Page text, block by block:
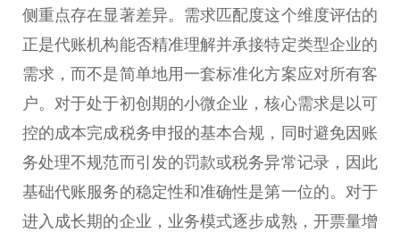
侧重点存在显著差异。需求匹配度这个维度评估的
正是代账机构能否精准理解并承接特定类型企业的
需求，而不是简单地用一套标准化方案应对所有客
户。对于处于初创期的小微企业，核心需求是以可
控的成本完成税务申报的基本合规，同时避免因账
务处理不规范而引发的罚款或税务异常记录，因此
基础代账服务的稳定性和准确性是第一位的。对于
进入成长期的企业，业务模式逐步成熟，开票量增